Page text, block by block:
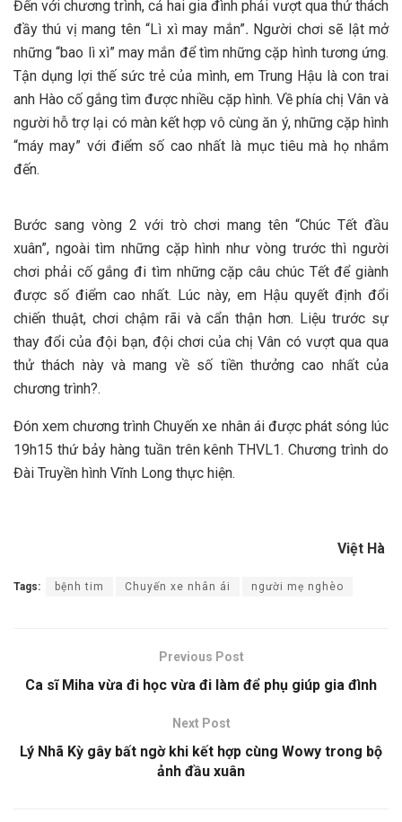
Đến với chương trình, cả hai gia đình phải vượt qua thử thách
đầy thú vị mang tên “Lì xì may mắn”. Người chơi sẽ lật mở
những “bao lì xì” may mắn để tìm những cặp hình tương ứng.
Tận dụng lợi thế sức trẻ của mình, em Trung Hậu là con trai
anh Hào cố gắng tìm được nhiều cặp hình. Về phía chị Vân và
người hỗ trợ lại có màn kết hợp vô cùng ăn ý, những cặp hình
“máy may” với điểm số cao nhất là mục tiêu mà họ nhắm
đến.
Bước sang vòng 2 với trò chơi mang tên “Chúc Tết đầu
xuân”, ngoài tìm những cặp hình như vòng trước thì người
chơi phải cố gắng đi tìm những cặp câu chúc Tết để giành
được số điểm cao nhất. Lúc này, em Hậu quyết định đổi
chiến thuật, chơi chậm rãi và cẩn thận hơn. Liệu trước sự
thay đổi của đội bạn, đội chơi của chị Vân có vượt qua qua
thử thách này và mang về số tiền thưởng cao nhất của
chương trình?.
Đón xem chương trình Chuyến xe nhân ái được phát sóng lúc
19h15 thứ bảy hàng tuần trên kênh THVL1. Chương trình do
Đài Truyền hình Vĩnh Long thực hiện.
Việt Hà
Tags: bệnh tim Chuyến xe nhân ái người mẹ nghèo
Previous Post
Ca sĩ Miha vừa đi học vừa đi làm để phụ giúp gia đình
Next Post
Lý Nhã Kỳ gây bất ngờ khi kết hợp cùng Wowy trong bộ
ảnh đầu xuân